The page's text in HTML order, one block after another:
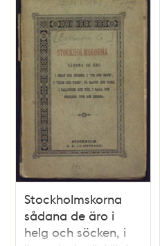
Stockholmskorna
sådana de äro i
helg och söcken, i